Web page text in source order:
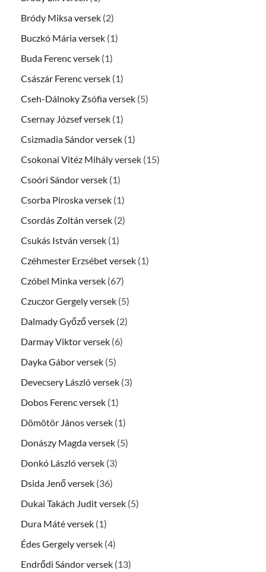
Bródy Miksa versek (2)
Buczkó Mária versek (1)
Buda Ferenc versek (1)
Császár Ferenc versek (1)
Cseh-Dálnoky Zsófia versek (5)
Csernay József versek (1)
Csizmadia Sándor versek (1)
Csokonai Vitéz Mihály versek (15)
Csoóri Sándor versek (1)
Csorba Piroska versek (1)
Csordás Zoltán versek (2)
Csukás István versek (1)
Czéhmester Erzsébet versek (1)
Czóbel Minka versek (67)
Czuczor Gergely versek (5)
Dalmady Győző versek (2)
Darmay Viktor versek (6)
Dayka Gábor versek (5)
Devecsery László versek (3)
Dobos Ferenc versek (1)
Dömötör János versek (1)
Donászy Magda versek (5)
Donkó László versek (3)
Dsida Jenő versek (36)
Dukai Takách Judit versek (5)
Dura Máté versek (1)
Édes Gergely versek (4)
Endrődi Sándor versek (13)